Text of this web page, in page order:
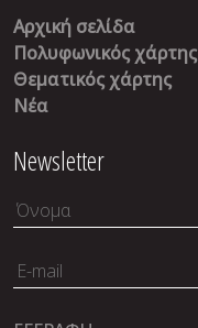
Αρχική σελίδα
Πολυφωνικός χάρτης
Θεματικός χάρτης
Νέα
Newsletter